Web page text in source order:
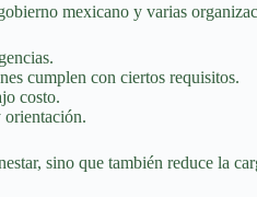
mexicano y varias
cumplen con ciertos requisitos.
costo.
orientación.
sino que también reduce la